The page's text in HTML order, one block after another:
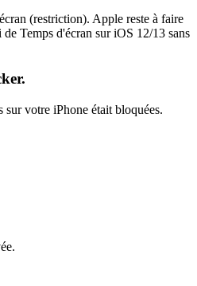
(restriction). Apple reste à faire
Temps d'écran sur iOS 12/13 sans
votre iPhone était bloquées.